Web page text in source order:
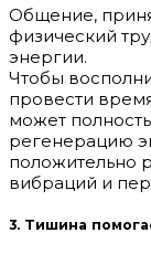
Общение,
физический
энергии.
Чтобы
провести
может
регенерацию
положительно
вибраций и
3. Тишина